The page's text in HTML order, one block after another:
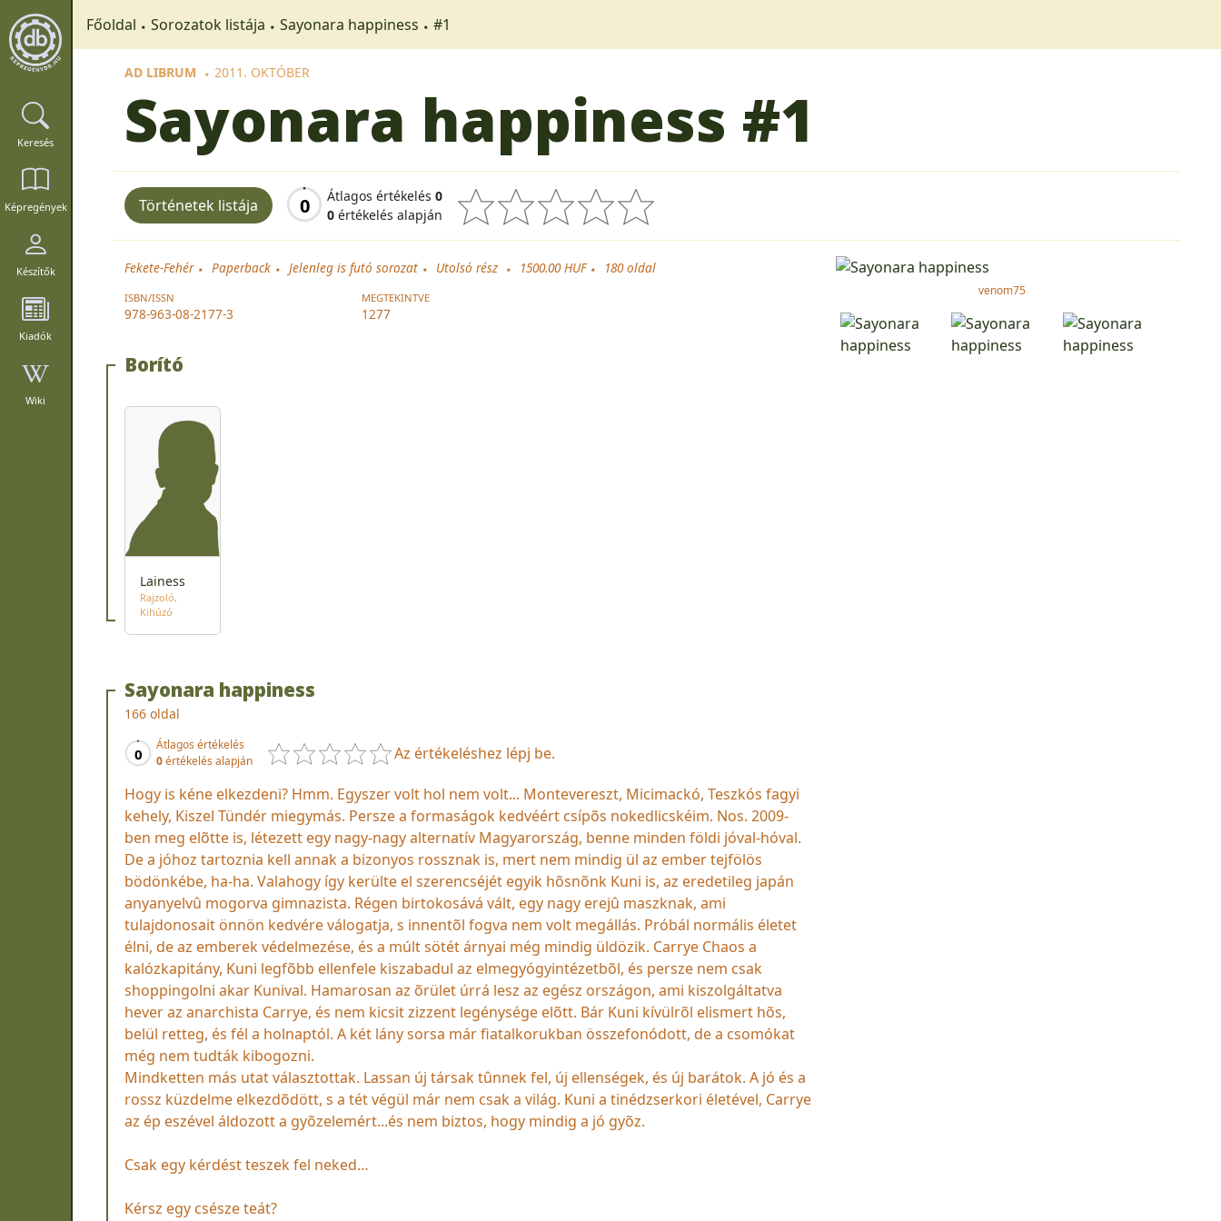
Keresés
Képregények
Készítők
Kiadók
Wiki
Főoldal Sorozatok listája Sayonara happiness #1
AD LIBRUM 2011. OKTÓBER
Sayonara happiness #1
Történetek listája 0 Átlagos értékelés 0
0 értékelés alapján
Fekete-Fehér Paperback Jelenleg is futó sorozat Utolsó rész 1500.00 HUF 180oldal
ISBN/ISSN
978-963-08-2177-3
MEGTEKINTVE
1277
Borító
Lainess
Rajzoló
Kihúzó
Sayonara happiness
166 oldal
0
Átlagos értékelés
0értékelés alapján Az értékeléshez lépj be.
Hogy is kéne elkezdeni? Hmm. Egyszer volt hol nem volt... Montevereszt, Micimackó, Teszkós fagyi
kehely, Kiszel Tündér miegymás. Persze a formaságok kedvéért csípõs nokedlicskéim. Nos. 2009-
ben meg elõtte is, létezett egy nagy-nagy alternatív Magyarország, benne minden földi jóval-hóval.
De a jóhoz tartoznia kell annak a bizonyos rossznak is, mert nem mindig ül az ember tejfölös
bödönkébe, ha-ha. Valahogy így kerülte el szerencséjét egyik hõsnõnk Kuni is, az eredetileg japán
anyanyelvû mogorva gimnazista. Régen birtokosává vált, egy nagy erejû maszknak, ami
tulajdonosait önnön kedvére válogatja, s innentõl fogva nem volt megállás. Próbál normális életet
élni, de az emberek védelmezése, és a múlt sötét árnyai még mindig üldözik. Carrye Chaos a
kalózkapitány, Kuni legfõbb ellenfele kiszabadul az elmegyógyintézetbõl, és persze nem csak
shoppingolni akar Kunival. Hamarosan az õrület úrrá lesz az egész országon, ami kiszolgáltatva
hever az anarchista Carrye, és nem kicsit zizzent legénysége elõtt. Bár Kuni kívülrõl elismert hõs,
belül retteg, és fél a holnaptól. A két lány sorsa már fiatalkorukban összefonódott, de a csomókat
még nem tudták kibogozni.
Mindketten más utat választottak. Lassan új társak tûnnek fel, új ellenségek, és új barátok. A jó és a
rossz küzdelme elkezdõdött, s a tét végül már nem csak a világ. Kuni a tinédzserkori életével, Carrye
az ép eszével áldozott a gyõzelemért...és nem biztos, hogy mindig a jó gyõz.
Csak egy kérdést teszek fel neked…
Kérsz egy csésze teát?
venom75